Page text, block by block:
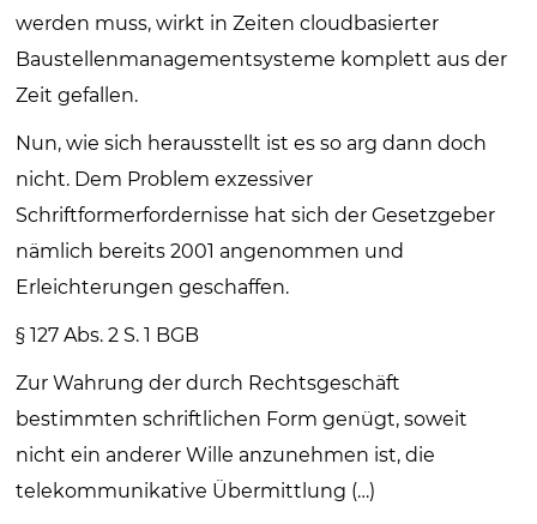
werden muss, wirkt in Zeiten cloudbasierter
Baustellenmanagementsysteme komplett aus der
Zeit gefallen.
Nun, wie sich herausstellt ist es so arg dann doch
nicht. Dem Problem exzessiver
Schriftformerfordernisse hat sich der Gesetzgeber
nämlich bereits 2001 angenommen und
Erleichterungen geschaffen.
§ 127 Abs. 2 S. 1 BGB
Zur Wahrung der durch Rechtsgeschäft
bestimmten schriftlichen Form genügt, soweit
nicht ein anderer Wille anzunehmen ist, die
telekommunikative Übermittlung (…)